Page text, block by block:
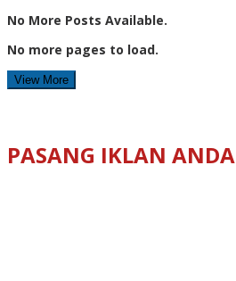
No More Posts Available.
No more pages to load.
View More
PASANG IKLAN ANDA